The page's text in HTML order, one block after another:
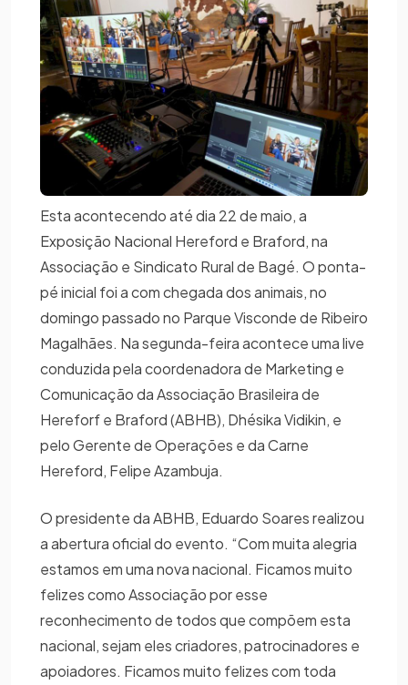
Esta acontecendo até dia 22 de maio, a
Exposição Nacional Hereford e Braford, na
Associação e Sindicato Rural de Bagé. O ponta-
pé inicial foi a com chegada dos animais, no
domingo passado no Parque Visconde de Ribeiro
Magalhães. Na segunda-feira acontece uma live
conduzida pela coordenadora de Marketing e
Comunicação da Associação Brasileira de
Hereforf e Braford (ABHB), Dhésika Vidikin, e
pelo Gerente de Operações e da Carne
Hereford, Felipe Azambuja.
O presidente da ABHB, Eduardo Soares realizou
a abertura oficial do evento. “Com muita alegria
estamos em uma nova nacional. Ficamos muito
felizes como Associação por esse
reconhecimento de todos que compõem esta
nacional, sejam eles criadores, patrocinadores e
apoiadores. Ficamos muito felizes com toda